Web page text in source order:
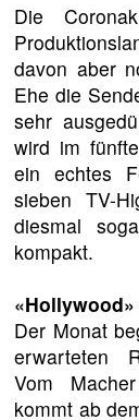
Die
davon aber
Ehe die
sehr
wird im
ein echtes
sieben TV-
diesmal
kompakt.
«Hollywood»
Der Monat
erwarteten
Vom
kommt ab